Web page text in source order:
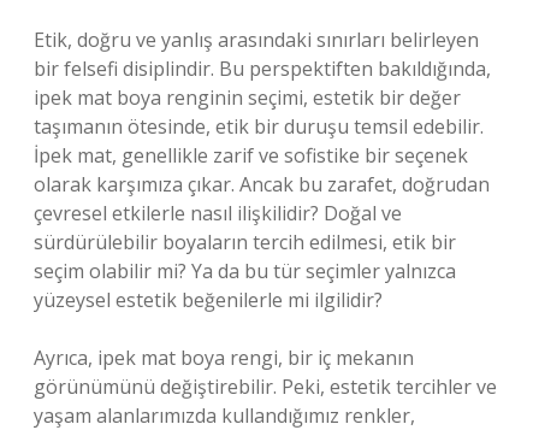
Etik, doğru ve yanlış arasındaki sınırları belirleyen
bir felsefi disiplindir. Bu perspektiften bakıldığında,
ipek mat boya renginin seçimi, estetik bir değer
taşımanın ötesinde, etik bir duruşu temsil edebilir.
İpek mat, genellikle zarif ve sofistike bir seçenek
olarak karşımıza çıkar. Ancak bu zarafet, doğrudan
çevresel etkilerle nasıl ilişkilidir? Doğal ve
sürdürülebilir boyaların tercih edilmesi, etik bir
seçim olabilir mi? Ya da bu tür seçimler yalnızca
yüzeysel estetik beğenilerle mi ilgilidir?
Ayrıca, ipek mat boya rengi, bir iç mekanın
görünümünü değiştirebilir. Peki, estetik tercihler ve
yaşam alanlarımızda kullandığımız renkler,